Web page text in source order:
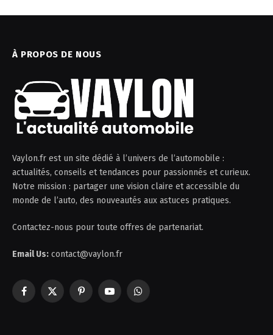
À PROPOS DE NOUS
Vaylon.fr est un site dédié à l’univers de l’automobile :
actualités, conseils et tendances pour passionnés et curieux.
Notre mission : partager une vision claire et accessible du
monde de l’auto, des nouveautés aux astuces pratiques.
Contactez-nous pour toute offres de partenariat.
Email Us: contact@vaylon.fr
Facebook
X
PinterestYouTubeWhatsApp